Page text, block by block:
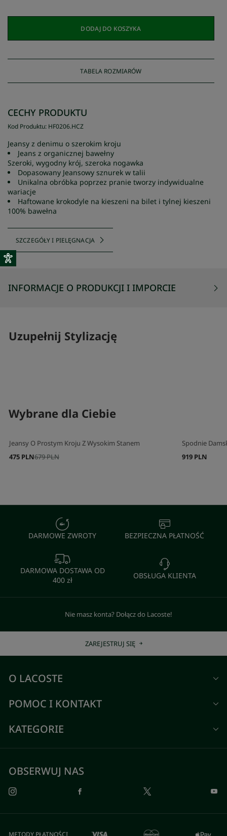
DODAJ DO KOSZYKA
TABELA ROZMIARÓW
CECHY PRODUKTU
Kod Produktu: HF0206.HCZ
Jeansy z denimu o szerokim kroju
Jeans z organicznej bawełny
Szeroki, wygodny krój, szeroka nogawka
Dopasowany Jeansowy sznurek w talii
Unikalna obróbka poprzez pranie tworzy indywidualne
wariacje
Haftowane krokodyle na kieszeni na bilet i tylnej kieszeni
100% bawełna
SZCZEGÓŁY I PIELĘGNACJA
INFORMACJE O PRODUKCJI I IMPORCIE
Uzupełnij Stylizację
Wybrane dla Ciebie
Jeansy O Prostym Kroju Z Wysokim Stanem
679 PLN
475 PLN
Spodnie
919 PLN
DARMOWE ZWROTY BEZPIECZNA PŁATNOŚĆ
DARMOWA DOSTAWA OD
400 zł
OBSŁUGA KLIENTA
Nie masz konta? Dołącz do Lacoste!
ZAREJESTRUJ SIĘ
O LACOSTE
POMOC I KONTAKT
KATEGORIE
OBSERWUJ NAS
METODY PŁATNOŚCI